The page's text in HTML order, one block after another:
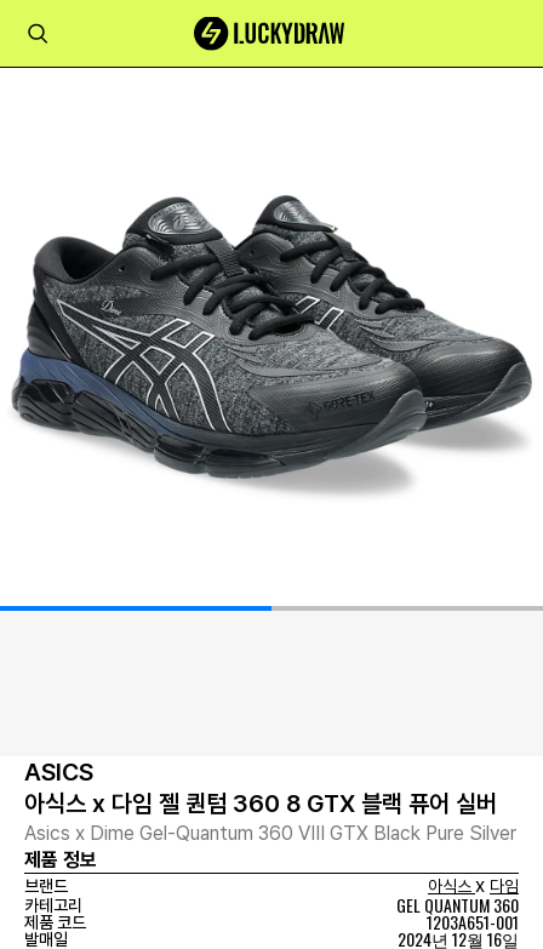
ASICS
아식스 x 다임 젤 퀀텀 360 8 GTX 블랙 퓨어 실버
Asics x Dime Gel-Quantum 360 VIII GTX Black Pure Silver
제품 정보
브랜드 아식스x 다임
카테고리
GEL QUANTUM 360
제품 코드 1203A651-001
발매일 2024년 12월 16일